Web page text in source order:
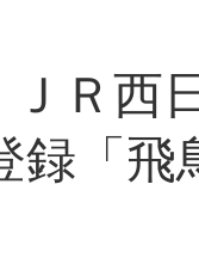
Ｒ西
録「